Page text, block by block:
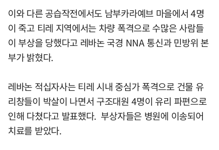
이와 다른 공습작전에서도 남부카라예브 마을에서 4명
이 죽고 티레 지역에서는 차량 폭격으로 수많은 사람들
이 부상을 당했다고 레바논 국경 NNA 통신과 민방위 본
부가 밝혔다.
레바논 적십자사는 티레 시내 중심가 폭격으로 건물 유
리창들이 박살이 나면서 구조대원 4명이 유리 파편으로
인해 다쳤다고 발표했다. 부상자들은 병원에 이송되어
치료를 받았다.